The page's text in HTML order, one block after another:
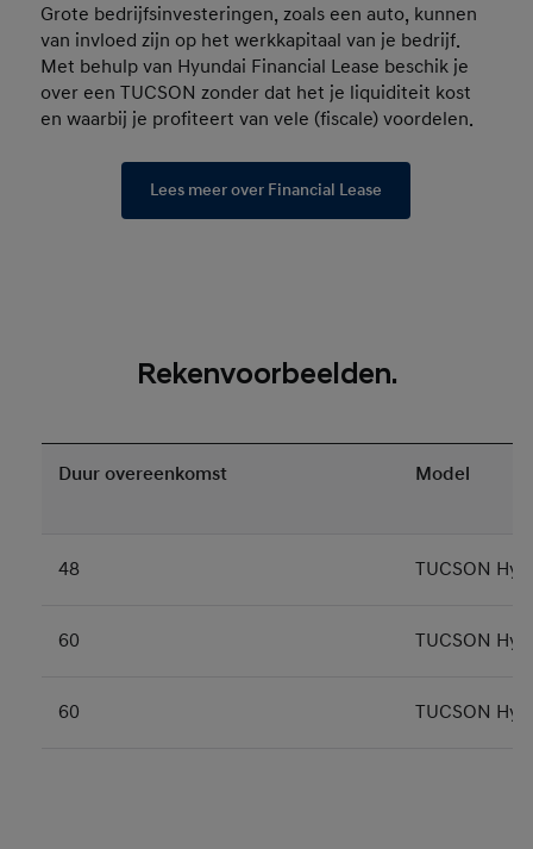
Grote bedrijfsinvesteringen, zoals een auto, kunnen
van invloed zijn op het werkkapitaal van je bedrijf.
Met behulp van Hyundai Financial Lease beschik je
over een TUCSON zonder dat het je liquiditeit kost
en waarbij je profiteert van vele (fiscale) voordelen.
Lees meer over Financial Lease
Rekenvoorbeelden.
Duur overeenkomst Model
48 TUCSON
60 TUCSON
60 TUCSON